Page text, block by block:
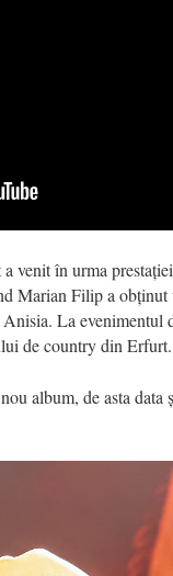
a venitîn urma prestaţiei
Marian Filipa obţinut
Anisia. La evenimentul
de country din Erfurt.
album, de asta data ş